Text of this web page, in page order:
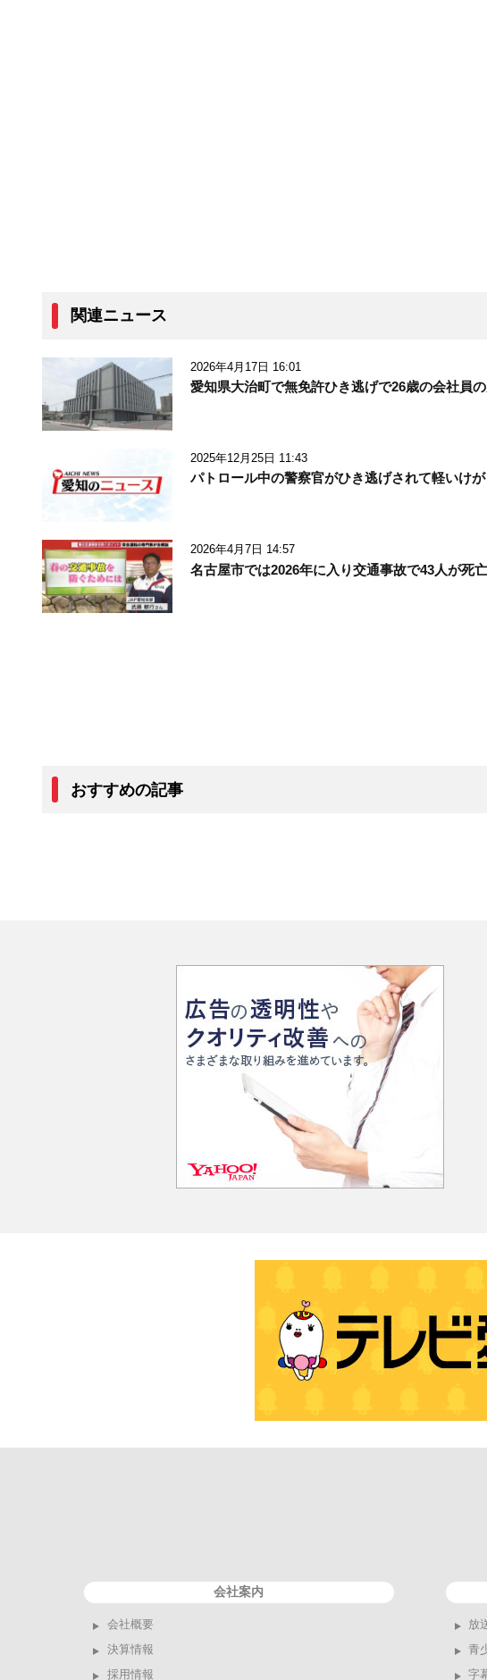
関連ニュース
2026年4月17日 16:01
愛知県大治町で無免許ひき逃げで26歳の会社員
2025年12月25日 11:43
パトロール中の警察官がひき逃げされて軽いけ
2026年4月7日 14:57
名古屋市では2026年に入り交通事故で43人が
おすすめの記事
会社案内
会社概要
決算情報
採用情報
放
青
字